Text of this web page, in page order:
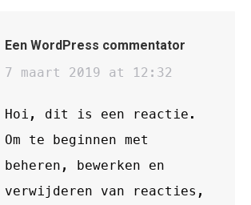
Een WordPress commentator
says:
7 maart 2019 at 12:32
Hoi, dit is een reactie.
Om te beginnen met
beheren, bewerken en
verwijderen van reacties,